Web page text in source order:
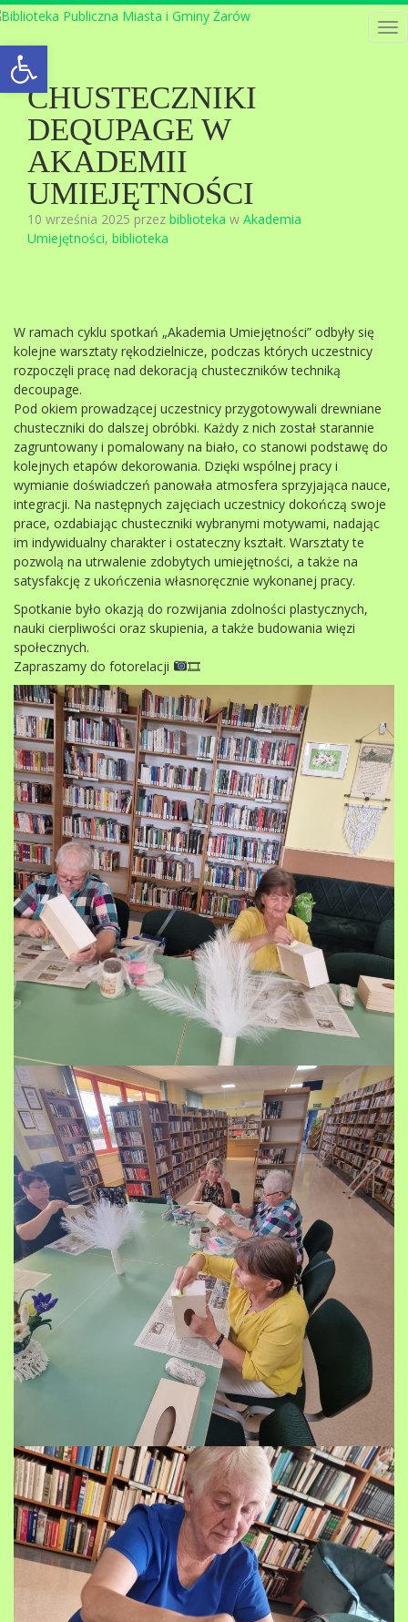
Open toolbar
CHUSTECZNIKI
DEQUPAGE W
AKADEMII
UMIEJĘTNOŚCI
10 września 2025 przez biblioteka w Akademia
Umiejętności, biblioteka
W ramach cyklu spotkań „Akademia Umiejętności” odbyły się
kolejne warsztaty rękodzielnicze, podczas których uczestnicy
rozpoczęli pracę nad dekoracją chusteczników techniką
decoupage.
Pod okiem prowadzącej uczestnicy przygotowywali drewniane
chusteczniki do dalszej obróbki. Każdy z nich został starannie
zagruntowany i pomalowany na biało, co stanowi podstawę do
kolejnych etapów dekorowania. Dzięki wspólnej pracy i
wymianie doświadczeń panowała atmosfera sprzyjająca nauce,
integracji. Na następnych zajęciach uczestnicy dokończą swoje
prace, ozdabiając chusteczniki wybranymi motywami, nadając
im indywidualny charakter i ostateczny kształt. Warsztaty te
pozwolą na utrwalenie zdobytych umiejętności, a także na
satysfakcję z ukończenia własnoręcznie wykonanej pracy.
Spotkanie było okazją do rozwijania zdolności plastycznych,
nauki cierpliwości oraz skupienia, a także budowania więzi
społecznych.
Zapraszamy do fotorelacji
🎞